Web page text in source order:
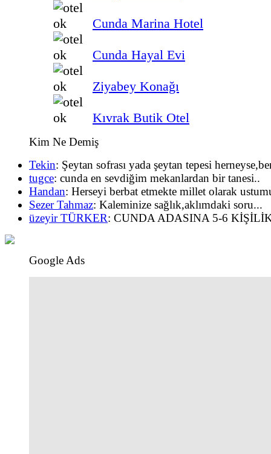
Cunda Marina Hotel
Cunda Hayal Evi
Ziyabey Konağı
Kıvrak Butik Otel
Kim Ne Demiş
Tekin: Şeytan sofrası yada şeytan tepesi
tugce: cunda en sevdiğim mekanlardan bir tanesi..
Handan: Herseyi berbat etmekte millet olarak
Sezer Tahmaz: Kaleminize sağlık,aklımdaki soru...
üzeyir TÜRKER: CUNDA ADASINA 5-6
Google Ads